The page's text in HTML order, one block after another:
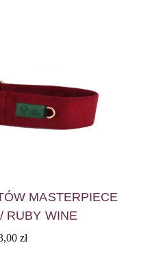
MASTERPIECE
RUBY WINE
zł